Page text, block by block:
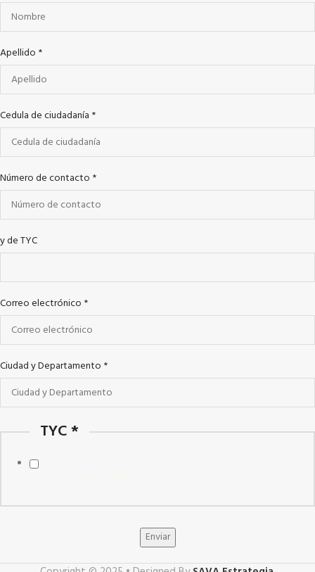
Apellido *
Cedula de ciudadanía *
Número de contacto *
y de TYC
Correo electrónico *
Ciudad y Departamento *
TYC*
Enviar